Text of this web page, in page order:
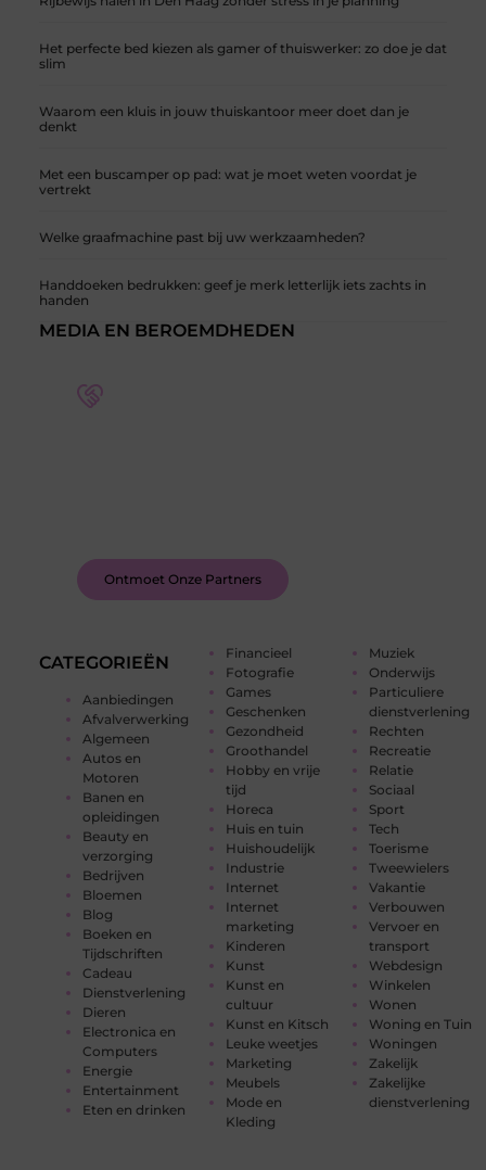
Het perfecte bed kiezen als gamer of thuiswerker: zo doe je dat
slim
Waarom een kluis in jouw thuiskantoor meer doet dan je
denkt
Met een buscamper op pad: wat je moet weten voordat je
vertrekt
Welke graafmachine past bij uw werkzaamheden?
Handdoeken bedrukken: geef je merk letterlijk iets zachts in
handen
CATEGORIEËN
Aanbiedingen
Afvalverwerking
Algemeen
Autos en
Motoren
Banen en
opleidingen
Beauty en
verzorging
Bedrijven
Bloemen
Blog
Boeken en
Tijdschriften
Cadeau
Dienstverlening
Dieren
Electronica en
Computers
Energie
Entertainment
Eten en drinken
Financieel
Fotografie
Games
Geschenken
Gezondheid
Groothandel
Hobby en vrije
tijd
Horeca
Huis en tuin
Huishoudelijk
Industrie
Internet
Internet
marketing
Kinderen
Kunst
Kunst en
cultuur
Kunst en Kitsch
Leuke weetjes
Marketing
Meubels
Mode en
Kleding
Muziek
Onderwijs
Particuliere
dienstverlening
Rechten
Recreatie
Relatie
Sociaal
Sport
Tech
Toerisme
Tweewielers
Vakantie
Verbouwen
Vervoer en
transport
Webdesign
Winkelen
Wonen
Woning en Tuin
Woningen
Zakelijk
Zakelijke
dienstverlening
MEDIA EN BEROEMDHEDEN
Ontmoet Onze Partners